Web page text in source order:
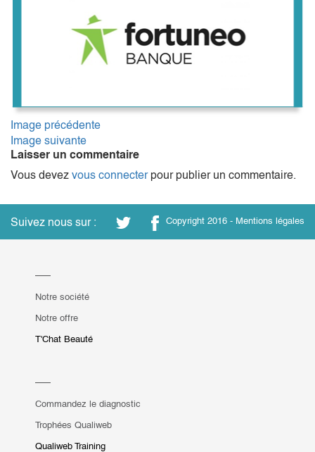
Image précédente
Image suivante
Laisser un commentaire
Vous devez vous connecterpour publier un commentaire.
Suivez nous sur : Copyright 2016 - Mentions légales
Notre société
Notre offre
T'Chat Beauté
Commandez le diagnostic
Trophées Qualiweb
Qualiweb Training